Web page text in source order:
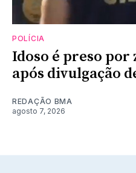
POLÍCIA
Idoso é preso por
após divulgação
REDAÇÃO BMA
agosto 7, 2026